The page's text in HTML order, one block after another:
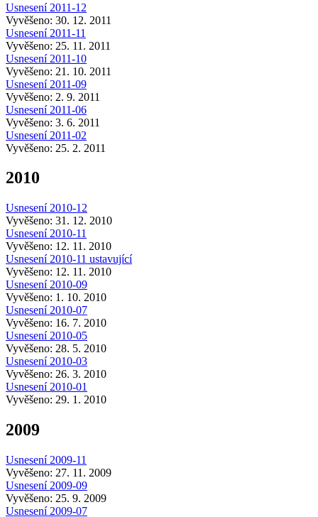
Usnesení 2011-12
Vyvěšeno: 30. 12. 2011
Usnesení 2011-11
Vyvěšeno: 25. 11. 2011
Usnesení 2011-10
Vyvěšeno: 21. 10. 2011
Usnesení 2011-09
Vyvěšeno: 2. 9. 2011
Usnesení 2011-06
Vyvěšeno: 3. 6. 2011
Usnesení 2011-02
Vyvěšeno: 25. 2. 2011
2010
Usnesení 2010-12
Vyvěšeno: 31. 12. 2010
Usnesení 2010-11
Vyvěšeno: 12. 11. 2010
Usnesení 2010-11 ustavující
Vyvěšeno: 12. 11. 2010
Usnesení 2010-09
Vyvěšeno: 1. 10. 2010
Usnesení 2010-07
Vyvěšeno: 16. 7. 2010
Usnesení 2010-05
Vyvěšeno: 28. 5. 2010
Usnesení 2010-03
Vyvěšeno: 26. 3. 2010
Usnesení 2010-01
Vyvěšeno: 29. 1. 2010
2009
Usnesení 2009-11
Vyvěšeno: 27. 11. 2009
Usnesení 2009-09
Vyvěšeno: 25. 9. 2009
Usnesení 2009-07